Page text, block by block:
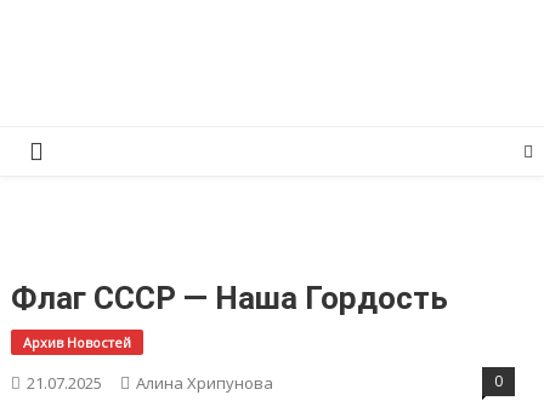
Флаг СССР — Наша Гордость
Архив Новостей
21.07.2025 Алина Хрипунова 0